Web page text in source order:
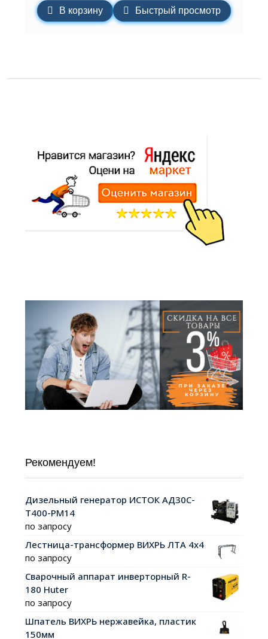
В корзину Быстрый просмотр
Рекомендуем!
Дизельный генератор ИСТОК АД30С-
Т400-РМ14
по запросу
Лестница-трансформер ВИХРЬ ЛТА 4х4
по запросу
Сварочный аппарат инверторный R-
180 Huter
по запросу
Шпатель ВИХРЬ нержавейка, пластик
150мм